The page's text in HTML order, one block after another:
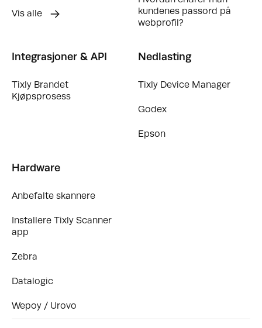
Vis alle
kundenes passord på
webprofil?
Integrasjoner & API
Tixly Brandet
Kjøpsprosess
Nedlasting
Tixly Device Manager
Godex
Epson
Hardware
Anbefalte skannere
Installere Tixly Scanner
app
Zebra
Datalogic
Wepoy / Urovo